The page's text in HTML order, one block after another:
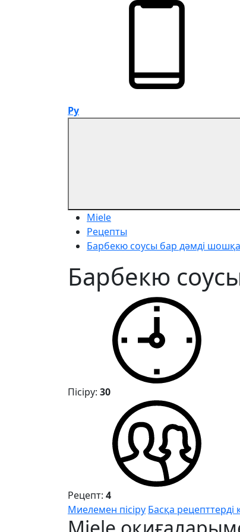
Ру
Miele
Рецепты
Барбекю соусы бар дәмді
Барбекю
Пісіру: 30
Рецепт: 4
Миелемен пісіру Басқа рецепттерді